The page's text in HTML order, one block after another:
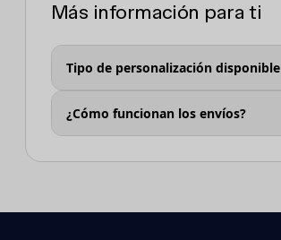
Más información para ti
Tipo de personalización disponible
¿Cómo funcionan los envíos?